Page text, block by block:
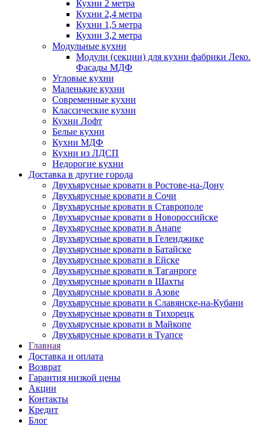
Кухни 2 метра
Кухни 2,4 метра
Кухни 1,5 метра
Кухни 3,2 метра
Модульные кухни
Модули (секции) для кухни фабрики Леко.
Фасады МДФ
Угловые кухни
Маленькие кухни
Современные кухни
Классические кухни
Кухни Лофт
Белые кухни
Кухни МДФ
Кухни из ЛДСП
Недорогие кухни
Доставка в другие города
Двухъярусные кровати в Ростове-на-Дону
Двухъярусные кровати в Сочи
Двухъярусные кровати в Ставрополе
Двухъярусные кровати в Новороссийске
Двухъярусные кровати в Анапе
Двухъярусные кровати в Геленджике
Двухъярусные кровати в Батайске
Двухъярусные кровати в Ейске
Двухъярусные кровати в Таганроге
Двухъярусные кровати в Шахты
Двухъярусные кровати в Азове
Двухъярусные кровати в Славянске-на-Кубани
Двухъярусные кровати в Тихорецк
Двухъярусные кровати в Майкопе
Двухъярусные кровати в Туапсе
Главная
Доставка и оплата
Возврат
Гарантия низкой цены
Акции
Контакты
Кредит
Блог